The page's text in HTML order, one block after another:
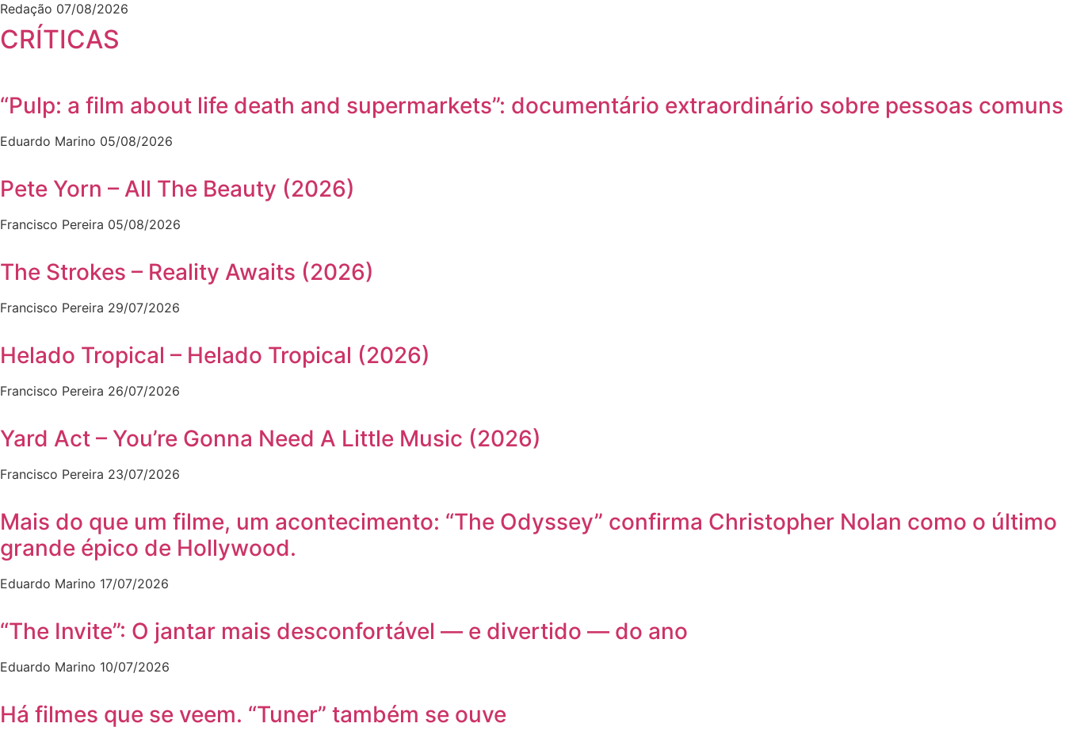
Redação 07/08/2026
CRÍTICAS
“Pulp: a film about life death and supermarkets”: documentário extraordinário sobre pessoas comuns
Eduardo Marino 05/08/2026
Pete Yorn – All The Beauty (2026)
Francisco Pereira 05/08/2026
The Strokes – Reality Awaits (2026)
Francisco Pereira 29/07/2026
Helado Tropical – Helado Tropical (2026)
Francisco Pereira 26/07/2026
Yard Act – You’re Gonna Need A Little Music (2026)
Francisco Pereira 23/07/2026
Mais do que um filme, um acontecimento: “The Odyssey” confirma Christopher Nolan como o último
grande épico de Hollywood.
Eduardo Marino 17/07/2026
“The Invite”: O jantar mais desconfortável — e divertido — do ano
Eduardo Marino 10/07/2026
Há filmes que se veem. “Tuner” também se ouve